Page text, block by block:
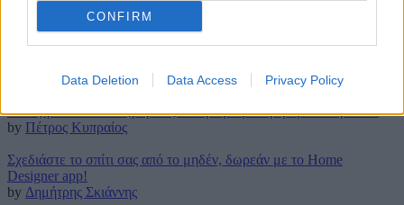
CONFIRM
Data Deletion Data Access Privacy Policy
Μάρθα Κατσαρού
Τέλος για πάντα στο (βαρετό) σιδέρωμα με την ρομποτική Effie!
by Πέτρος Κυπραίος
Σχεδιάστε το σπίτι σας από το μηδέν, δωρεάν με το Home
Designer app!
by Δημήτρης Σκιάννης